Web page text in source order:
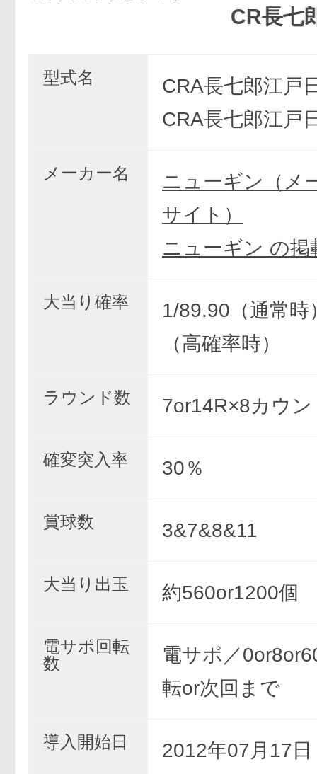
CR長七郎江
型式名
CRA長七郎江戸
CRA長七郎江戸
メーカー名
ニューギン（メ
サイト）
ニューギン の掲
大当り確率
1/89.90（通常
（高確率時）
ラウンド数 7or14R×8カウン
確変突入率 30％
賞球数 3&7&8&11
大当り出玉 約560or1200個
電サポ回転
数
電サポ／
転or次回まで
導入開始日 2012年07月17日